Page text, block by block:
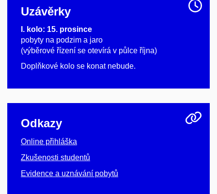
Uzávěrky
I. kolo: 15. prosince
pobyty na podzim a jaro
(výběrové řízení se otevírá v půlce října)
Doplňkové kolo se konat nebude.
Odkazy
Online přihláška
Zkušenosti studentů
Evidence a uznávání pobytů